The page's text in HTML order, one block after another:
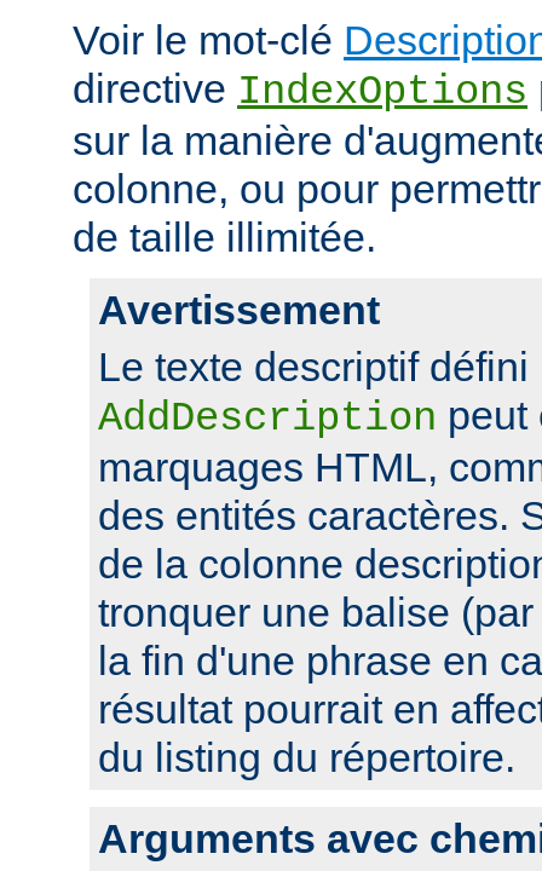
Voir le mot-clé
directive IndexOptions
sur la manière
colonne, ou pour
de taille illimitée.
Avertissement
Le texte descriptif
AddDescription peut
marquages HTML,
des entités caractères.
de la colonne
tronquer une balise
la fin d'une phrase en
résultat pourrait en
du listing du répertoire.
Arguments avec